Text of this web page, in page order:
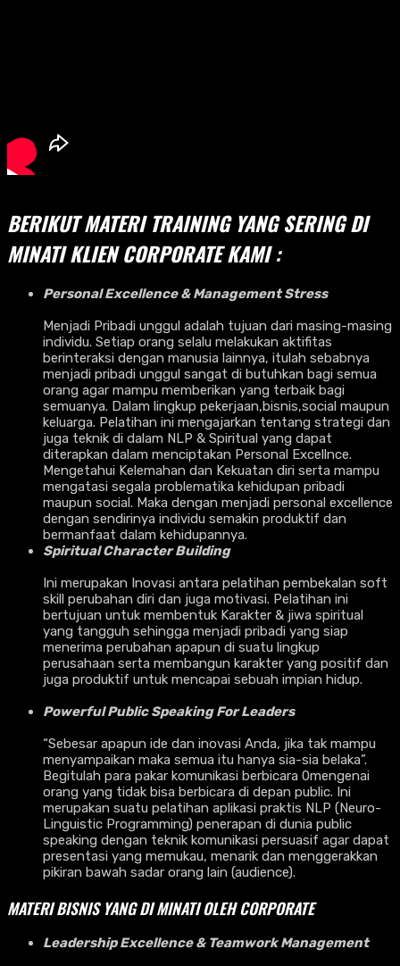
BERIKUT MATERI TRAINING YANG SERING DI
MINATI KLIEN CORPORATE KAMI :
Personal Excellence & Management Stress
Menjadi Pribadi unggul adalah tujuan dari masing-masing
individu. Setiap orang selalu melakukan aktifitas
berinteraksi dengan manusia lainnya, itulah sebabnya
menjadi pribadi unggul sangat di butuhkan bagi semua
orang agar mampu memberikan yang terbaik bagi
semuanya. Dalam lingkup pekerjaan,bisnis,social maupun
keluarga. Pelatihan ini mengajarkan tentang strategi dan
juga teknik di dalam NLP & Spiritual yang dapat
diterapkan dalam menciptakan Personal Excellnce.
Mengetahui Kelemahan dan Kekuatan diri serta mampu
mengatasi segala problematika kehidupan pribadi
maupun social. Maka dengan menjadi personal excellence
dengan sendirinya individu semakin produktif dan
bermanfaat dalam kehidupannya.
Spiritual Character Building
Ini merupakan Inovasi antara pelatihan pembekalan soft
skill perubahan diri dan juga motivasi. Pelatihan ini
bertujuan untuk membentuk Karakter & jiwa spiritual
yang tangguh sehingga menjadi pribadi yang siap
menerima perubahan apapun di suatu lingkup
perusahaan serta membangun karakter yang positif dan
juga produktif untuk mencapai sebuah impian hidup.
Powerful Public Speaking For Leaders
“Sebesar apapun ide dan inovasi Anda, jika tak mampu
menyampaikan maka semua itu hanya sia-sia belaka”.
Begitulah para pakar komunikasi berbicara 0mengenai
orang yang tidak bisa berbicara di depan public. Ini
merupakan suatu pelatihan aplikasi praktis NLP (Neuro-
Linguistic Programming) penerapan di dunia public
speaking dengan teknik komunikasi persuasif agar dapat
presentasi yang memukau, menarik dan menggerakkan
pikiran bawah sadar orang lain (audience).
MATERI BISNIS YANG DI MINATI OLEH CORPORATE
Leadership Excellence & Teamwork Management